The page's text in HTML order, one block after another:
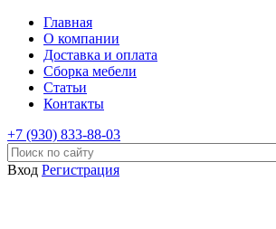
Главная
О компании
Доставка и оплата
Сборка мебели
Статьи
Контакты
+7 (930) 833-88-03
Вход Регистрация